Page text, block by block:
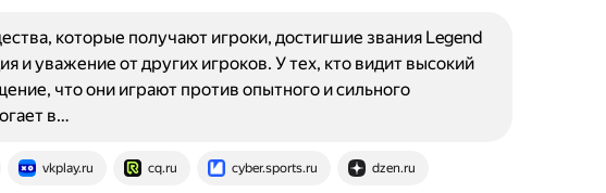
vkplay.ru cq.ru cyber.sports.ru dzen.ru
которые получают игроки, достигшие звания Legend
и уважение от других игроков. У тех, кто видит высокий
что они играют против опытного и сильного
в…